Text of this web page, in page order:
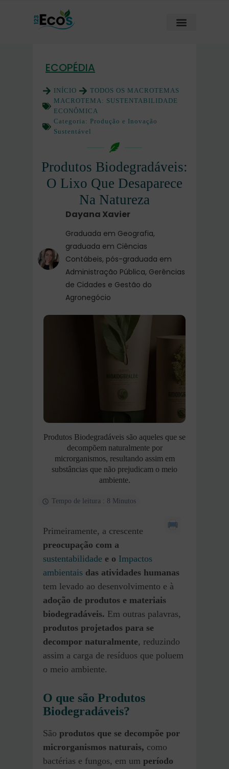
ECOPÉDIA
INÍCIO
TODOS OS MACROTEMAS
MACROTEMA: SUSTENTABILIDADE
ECONÔMICA
Categoria: Produção e Inovação
Sustentável
Produtos Biodegradáveis:
O Lixo Que Desaparece
Na Natureza
Dayana Xavier
Graduada em Geografia,
graduada em Ciências
Contábeis, pós-graduada em
Administração Pública, Gerências
de Cidades e Gestão do
Agronegócio
Produtos Biodegradáveis são aqueles que se
decompõem naturalmente por
microrganismos, resultando assim em
substâncias que não prejudicam o meio
ambiente.
Tempo de leitura : 8 Minutos
Primeiramente, a crescente
preocupação com a
sustentabilidade e o Impactos
ambientais das atividades humanas
tem levado ao desenvolvimento e à
adoção de produtos e materiais
biodegradáveis. Em outras palavras,
produtos projetados para se
decompor naturalmente, reduzindo
assim a carga de resíduos que poluem
o meio ambiente.
O que são Produtos
Biodegradáveis?
São produtos que se decompõe por
microrganismos naturais, como
bactérias e fungos, em um período